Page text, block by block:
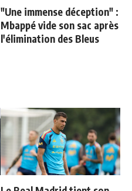
"Une immense déception" :
Mbappé vide son sac après
l'élimination des Bleus